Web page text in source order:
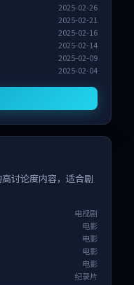
2025-02-26
2025-02-21
2025-02-16
2025-02-14
2025-02-09
2025-02-04
讨论度内容，适合剧
电视剧
电影
电影
电影
电影
纪录片